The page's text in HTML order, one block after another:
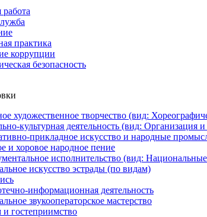
работа
практика
коррупции
безопасность
художественное творчество (вид:
культурная деятельность (вид:
прикладное искусство и народные
и хоровое народное пение
исполнительство (вид:
искусство эстрады (по видам)
информационная деятельность
звукооператорское мастерство
гостеприимство